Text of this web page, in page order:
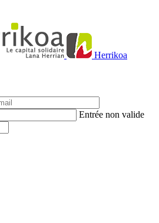
Herrikoa
Entrée non valide